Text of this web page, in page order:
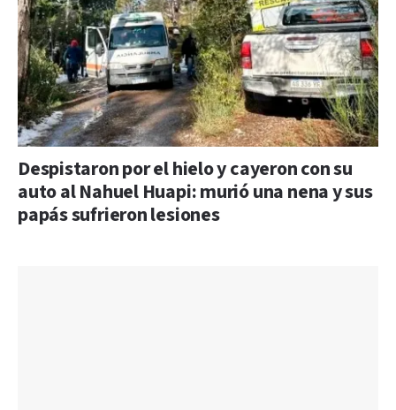
Despistaron por el hielo y cayeron con su
auto al Nahuel Huapi: murió una nena y sus
papás sufrieron lesiones